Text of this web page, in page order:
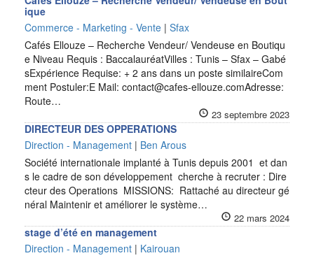
ique
Commerce - Marketing - Vente | Sfax
Cafés Ellouze – Recherche Vendeur/ Vendeuse en Boutiqu
e Niveau Requis : BaccalauréatVilles : Tunis – Sfax – Gabé
sExpérience Requise: + 2 ans dans un poste similaireCom
ment Postuler:E Mail: contact@cafes-ellouze.comAdresse:
Route…
23 septembre 2023
DIRECTEUR DES OPPERATIONS
Direction - Management | Ben Arous
Société internationale implanté à Tunis depuis 2001 et dan
s le cadre de son développement cherche à recruter : Dire
cteur des Operations MISSIONS: Rattaché au directeur gé
néral Maintenir et améliorer le système…
22 mars 2024
stage d’été en management
Direction - Management | Kairouan